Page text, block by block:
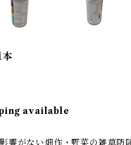
available
響がない畑作・野菜の雑草防